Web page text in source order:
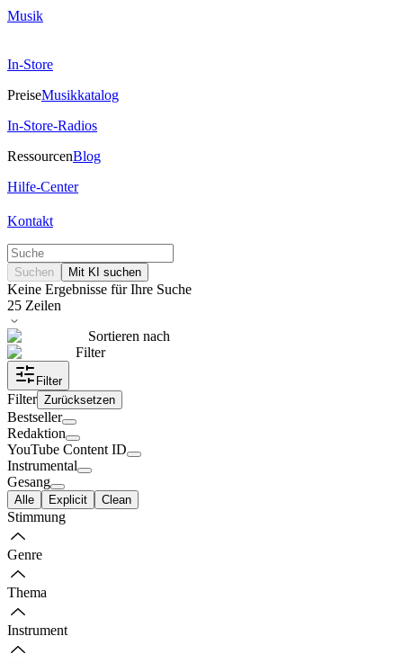
Musik
In-Store
PreiseMusikkatalog
In-Store-Radios
RessourcenBlog
Hilfe-Center
Kontakt
Suchen Mit KI suchen
Keine Ergebnisse für Ihre Suche
25 Zeilen
Sortieren nach
Filter
Filter
Filter Zurücksetzen
Bestseller
Redaktion
YouTube Content ID
Instrumental
Gesang
Alle Explicit Clean
Stimmung
Genre
Thema
Instrument